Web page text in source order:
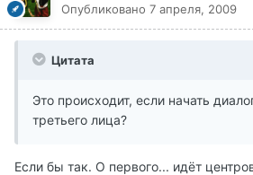
Опубликовано 7 апреля, 2009
Цитата
Это происходит, если начать
третьего лица?
Если бы так. О первого... идёт